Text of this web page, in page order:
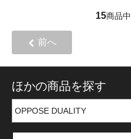
15商品中
前へ
ほかの商品を探す